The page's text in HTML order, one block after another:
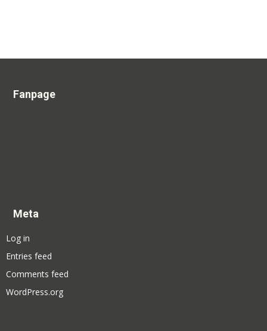
Fanpage
Meta
Log in
Entries feed
Comments feed
WordPress.org